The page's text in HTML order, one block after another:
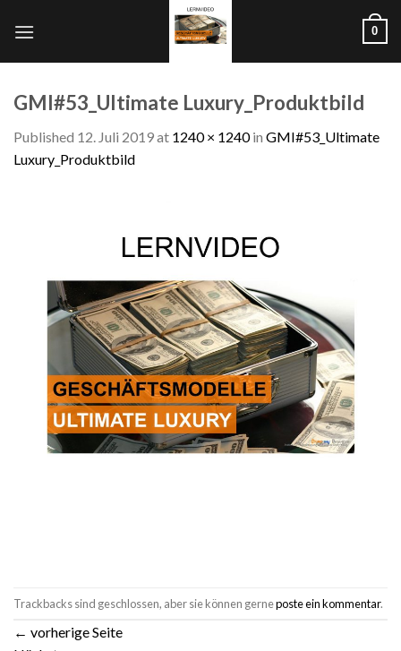
0
GMI#53_Ultimate Luxury_Produktbild
Published 12. Juli 2019at 1240 × 1240in GMI#53_Ultimate
Luxury_Produktbild
Trackbacks sind geschlossen, aber sie können gerneposte ein kommentar.
← vorherige Seite